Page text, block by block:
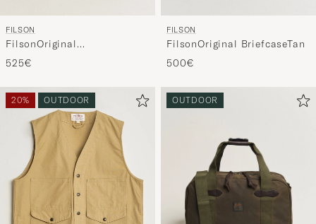
FILSON
FilsonOriginal
BriefcaseBlack
525€
FILSON
FilsonOriginal BriefcaseTan
500€
20% OUTDOOR OUTDOOR